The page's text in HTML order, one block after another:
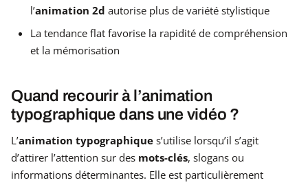
l’animation 2d autorise plus de variété stylistique
La tendance flat favorise la rapidité de compréhension
et la mémorisation
Quand recourir à l’animation
typographique dans une vidéo ?
L’animation typographique s’utilise lorsqu’il s’agit
d’attirer l’attention sur des mots-clés, slogans ou
informations déterminantes. Elle est particulièrement